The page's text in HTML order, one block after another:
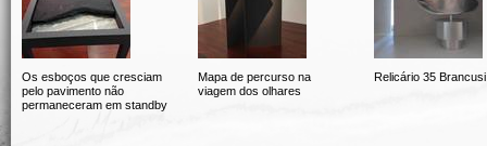
Os esboços que cresciam
pelo pavimento não
permaneceram em standby
Mapa de percurso na
viagem dos olhares
Relicário 35 Brancusi